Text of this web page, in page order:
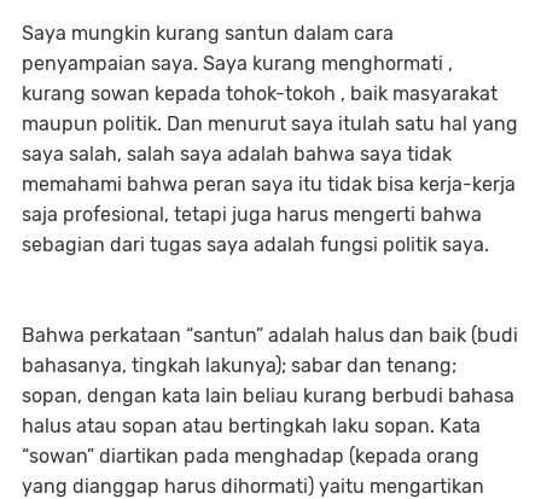
Saya mungkin kurang santun dalam cara
penyampaian saya. Saya kurang menghormati ,
kurang sowan kepada tohok-tokoh , baik masyarakat
maupun politik. Dan menurut saya itulah satu hal yang
saya salah, salah saya adalah bahwa saya tidak
memahami bahwa peran saya itu tidak bisa kerja-kerja
saja profesional, tetapi juga harus mengerti bahwa
sebagian dari tugas saya adalah fungsi politik saya.
Bahwa perkataan “santun” adalah halus dan baik (budi
bahasanya, tingkah lakunya); sabar dan tenang;
sopan, dengan kata lain beliau kurang berbudi bahasa
halus atau sopan atau bertingkah laku sopan. Kata
“sowan” diartikan pada menghadap (kepada orang
yang dianggap harus dihormati) yaitu mengartikan